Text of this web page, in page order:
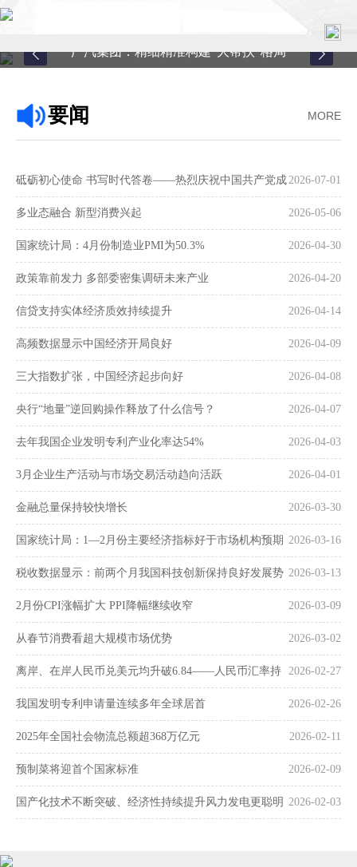
关于中心
县域服务
案例中心
联系我们
在线留言
广汽集团：精细精准构建“大帮扶”格局
MORE
要闻
2026-07-01
砥砺初心使命 书写时代答卷——热烈庆祝中国共产党成
立105周年 2026-05-06
多业态融合 新型消费兴起
2026-04-30
国家统计局：4月份制造业PMI为50.3%
2026-04-20
政策靠前发力 多部委密集调研未来产业
2026-04-14
信贷支持实体经济质效持续提升
2026-04-09
高频数据显示中国经济开局良好
2026-04-08
三大指数扩张，中国经济起步向好
2026-04-07
央行“地量”逆回购操作释放了什么信号？
2026-04-03
去年我国企业发明专利产业化率达54%
2026-04-01
3月企业生产活动与市场交易活动趋向活跃
2026-03-30
金融总量保持较快增长
2026-03-16
国家统计局：1—2月份主要经济指标好于市场机构预期
2026-03-13
税收数据显示：前两个月我国科技创新保持良好发展势
头 2026-03-09
2月份CPI涨幅扩大 PPI降幅继续收窄
2026-03-02
从春节消费看超大规模市场优势
2026-02-27
离岸、在岸人民币兑美元均升破6.84——人民币汇率持
续走强 2026-02-26
我国发明专利申请量连续多年全球居首
2026-02-11
2025年全国社会物流总额超368万亿元
2026-02-09
预制菜将迎首个国家标准
2026-02-03
国产化技术不断突破、经济性持续提升风力发电更聪明